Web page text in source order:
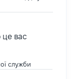
це вас
служби